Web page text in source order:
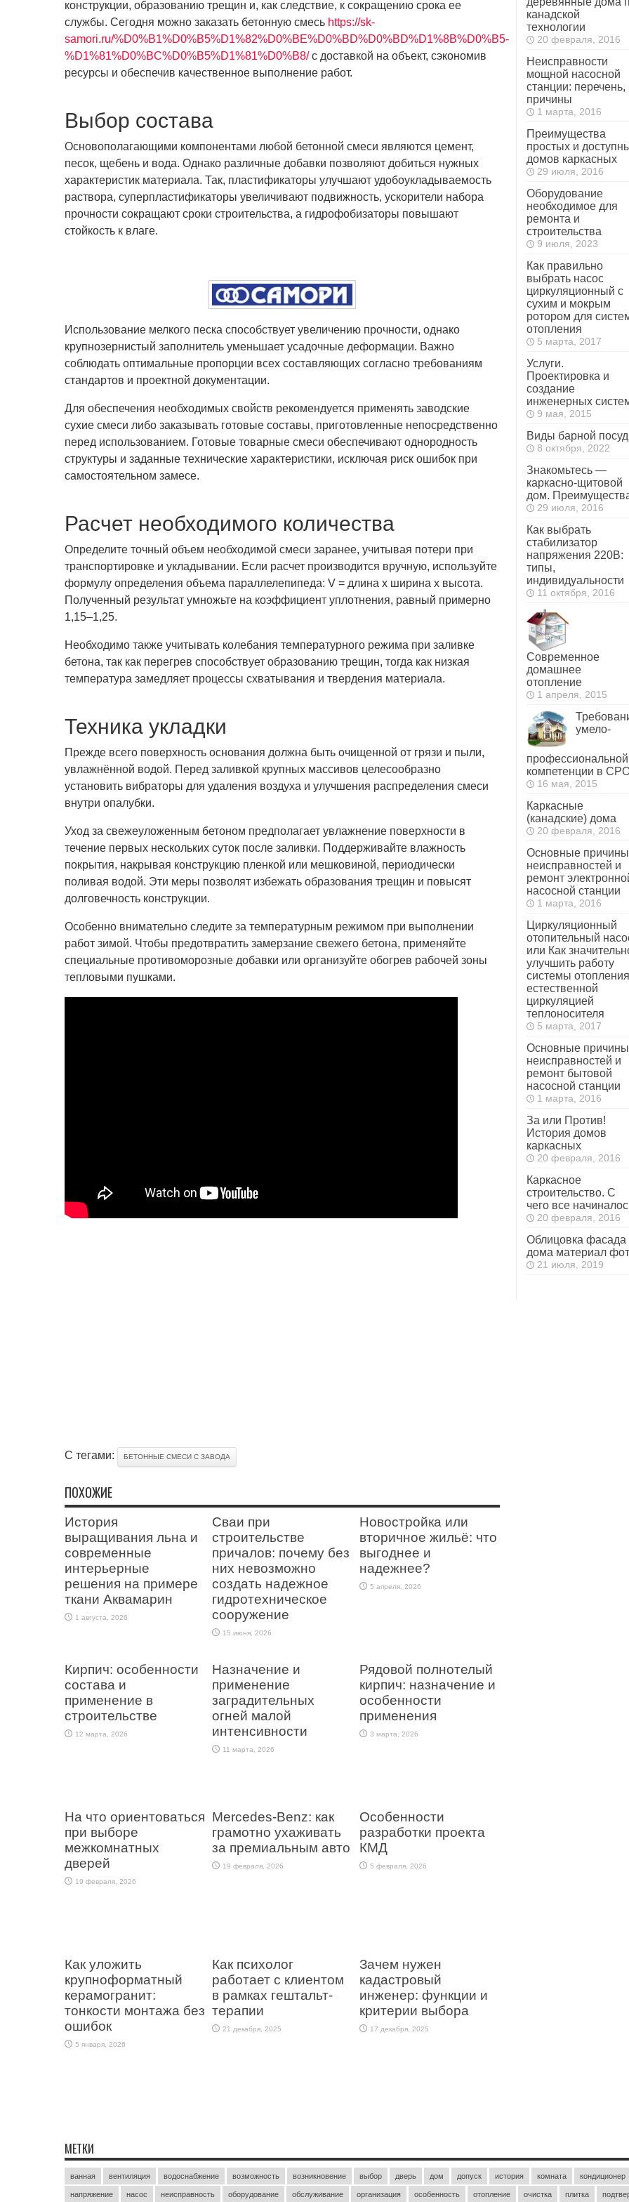
конструкции, образованию трещин и, как следствие, к сокращению срока ее
службы. Сегодня можно заказать бетонную смесь https://sk-
samori.ru/%D0%B1%D0%B5%D1%82%D0%BE%D0%BD%D0%BD%D1%8B%D0%B5-
%D1%81%D0%BC%D0%B5%D1%81%D0%B8/с доставкой на объект, сэкономив
ресурсы и обеспечив качественное выполнение работ.
Выбор состава
Основополагающими компонентами любой бетонной смеси являются цемент,
песок, щебень и вода. Однако различные добавки позволяют добиться нужных
характеристик материала. Так, пластификаторы улучшают удобоукладываемость
раствора, суперпластификаторы увеличивают подвижность, ускорители набора
прочности сокращают сроки строительства, а гидрофобизаторы повышают
стойкость к влаге.
Использование мелкого песка способствует увеличению прочности, однако
крупнозернистый заполнитель уменьшает усадочные деформации. Важно
соблюдать оптимальные пропорции всех составляющих согласно требованиям
стандартов и проектной документации.
Для обеспечения необходимых свойств рекомендуется применять заводские
сухие смеси либо заказывать готовые составы, приготовленные непосредственно
перед использованием. Готовые товарные смеси обеспечивают однородность
структуры и заданные технические характеристики, исключая риск ошибок при
самостоятельном замесе.
Расчет необходимого количества
Определите точный объем необходимой смеси заранее, учитывая потери при
транспортировке и укладывании. Если расчет производится вручную, используйте
формулу определения объема параллелепипеда: V = длина х ширина х высота.
Полученный результат умножьте на коэффициент уплотнения, равный примерно
1,15–1,25.
Необходимо также учитывать колебания температурного режима при заливке
бетона, так как перегрев способствует образованию трещин, тогда как низкая
температура замедляет процессы схватывания и твердения материала.
Техника укладки
Прежде всего поверхность основания должна быть очищенной от грязи и пыли,
увлажнённой водой. Перед заливкой крупных массивов целесообразно
установить вибраторы для удаления воздуха и улучшения распределения смеси
внутри опалубки.
Уход за свежеуложенным бетоном предполагает увлажнение поверхности в
течение первых нескольких суток после заливки. Поддерживайте влажность
покрытия, накрывая конструкцию пленкой или мешковиной, периодически
поливая водой. Эти меры позволят избежать образования трещин и повысят
долговечность конструкции.
Особенно внимательно следите за температурным режимом при выполнении
работ зимой. Чтобы предотвратить замерзание свежего бетона, применяйте
специальные противоморозные добавки или организуйте обогрев рабочей зоны
тепловыми пушками.
С тегами: БЕТОННЫЕ СМЕСИ С ЗАВОДА
ПОХОЖИЕ
История
выращивания льна и
современные
интерьерные
решения на примере
ткани Аквамарин
1 августа, 2026
Сваи при
строительстве
причалов: почему без
них невозможно
создать надежное
гидротехническое
сооружение
15 июня, 2026
Новостройка или
вторичное жильё: что
выгоднее и
надежнее?
5 апреля, 2026
Кирпич: особенности
состава и
применение в
строительстве
12 марта, 2026
Назначение и
применение
заградительных
огней малой
интенсивности
11 марта, 2026
Рядовой полнотелый
кирпич: назначение и
особенности
применения
3 марта, 2026
На что ориентоваться
при выборе
межкомнатных
дверей
19 февраля, 2026
Mercedes-Benz: как
грамотно ухаживать
за премиальным авто
19 февраля, 2026
Особенности
разработки проекта
КМД
5 февраля, 2026
Как уложить
крупноформатный
керамогранит:
тонкости монтажа без
ошибок
5 января, 2026
Как психолог
работает с клиентом
в рамках гештальт-
терапии
21 декабря, 2025
Зачем нужен
кадастровый
инженер: функции и
критерии выбора
17 декабря, 2025
канадской
технологии
20 февраля, 2016
Неисправности
мощной насосной
станции: перечень,
причины
1 марта, 2016
Преимущества
простых и
домов каркасных
29 июля, 2016
Оборудование
необходимое для
ремонта и
строительства
9 июля, 2023
Как правильно
выбрать насос
циркуляционный с
сухим и мокрым
ротором для
отопления
5 марта, 2017
Услуги.
Проектировка и
создание
инженерных
9 мая, 2015
Виды барной
8 октября, 2022
Знакомьтесь —
каркасно-щитовой
дом.
29 июля, 2016
Как выбрать
стабилизатор
напряжения 220В:
типы,
индивидуальности
11 октября, 2016
Современное
домашнее
отопление
1 апреля, 2015
умело-
профессиональной
компетенции в
16 мая, 2015
Каркасные
(канадские) дома
20 февраля, 2016
Основные причины
неисправностей и
ремонт
насосной станции
1 марта, 2016
Циркуляционный
отопительный
или Как
улучшить работу
системы
естественной
циркуляцией
теплоносителя
5 марта, 2017
Основные причины
неисправностей и
ремонт бытовой
насосной станции
1 марта, 2016
За или Против!
История домов
каркасных
20 февраля, 2016
Каркасное
строительство. С
чего все
20 февраля, 2016
Облицовка фасада
дома материал
21 июля, 2019
МЕТКИ
ванная вентиляция водоснабжение возможность возникновение выбор дверь дом допуск история комната кондиционер
напряжение насос неисправность оборудование обслуживание организация особенность отопление очистка плитка